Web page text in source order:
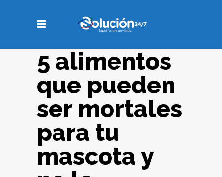
5 alimentos
que pueden
ser mortales
para tu
mascota y